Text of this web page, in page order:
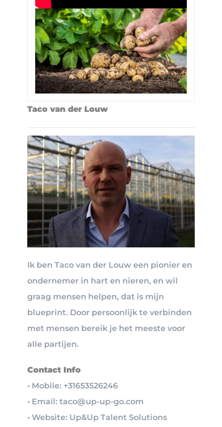
Taco van der Louw
Ik ben Taco van der Louw een pionier en
ondernemer in hart en nieren, en wil
graag mensen helpen, dat is mijn
blueprint. Door persoonlijk te verbinden
met mensen bereik je het meeste voor
alle partijen.
Contact Info
• Mobile: +31653526246
• Email: taco@up-up-go.com
• Website: Up&Up Talent Solutions